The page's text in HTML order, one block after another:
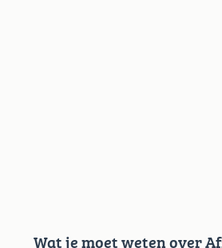
Wat je moet weten over